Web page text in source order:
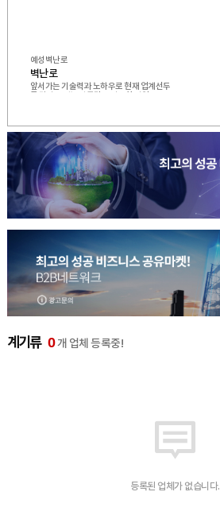
예성벽난로
벽난로
앞서가는 기술력과 노하우로 현재 업계선두
계기류 0개 업체 등록중!
등록된 업체가 없습니다.